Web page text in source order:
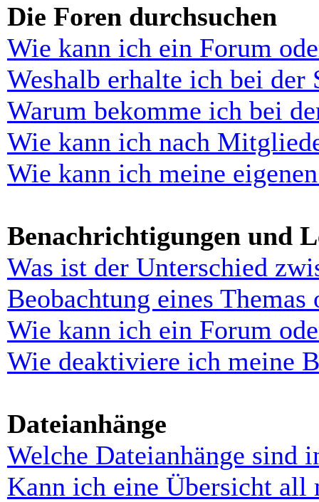
Die Foren durchsuchen
Wie kann ich ein Forum
Weshalb erhalte ich bei der
Warum bekomme ich bei
Wie kann ich nach
Wie kann ich meine
Benachrichtigungen und
Was ist der Unterschied
Beobachtung eines Themas
Wie kann ich ein Forum
Wie deaktiviere ich meine
Dateianhänge
Welche Dateianhänge sind
Kann ich eine Übersicht all